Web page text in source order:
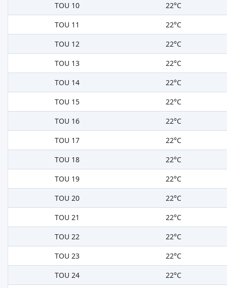
TOU 10
22°C
TOU 11
22°C
TOU 12
22°C
TOU 13
22°C
TOU 14
22°C
TOU 15
22°C
TOU 16
22°C
TOU 17
22°C
TOU 18
22°C
TOU 19
22°C
TOU 20
22°C
TOU 21
22°C
TOU 22
22°C
TOU 23
22°C
TOU 24
22°C